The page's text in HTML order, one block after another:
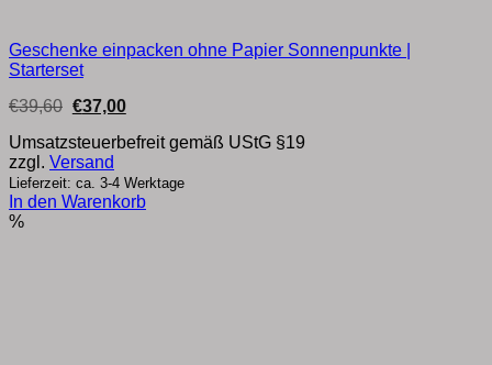
Geschenke einpacken ohne Papier Sonnenpunkte |
Starterset
€39,60 Ursprünglicher
war:
€39,60
€37,00Aktueller
ist:
€37,00.
Umsatzsteuerbefreit gemäß UStG §19
zzgl. Versand
Lieferzeit: ca. 3-4 Werktage
In den Warenkorb
%